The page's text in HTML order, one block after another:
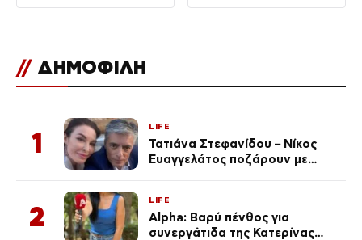
// ΔΗΜΟΦΙΛΗ
1
LIFE
Τατιάνα Στεφανίδου – Νίκος
Ευαγγελάτος ποζάρουν με
2
LIFE
Alpha: Βαρύ πένθος για
συνεργάτιδα της Κατερίνας